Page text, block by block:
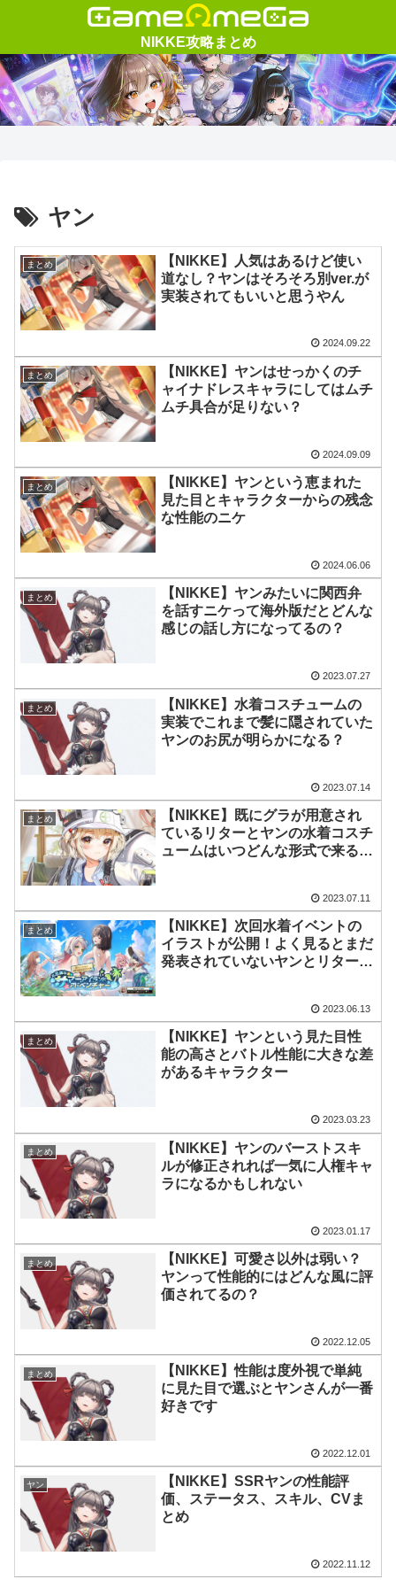
ヤン
まとめ
【NIKKE】人気はあるけど使い
道なし？ヤンはそろそろ別ver.が
実装されてもいいと思うやん
2024.09.22
まとめ
【NIKKE】ヤンはせっかくのチ
ャイナドレスキャラにしてはムチ
ムチ具合が足りない？
2024.09.09
まとめ
【NIKKE】ヤンという恵まれた
見た目とキャラクターからの残念
な性能のニケ
2024.06.06
まとめ
【NIKKE】ヤンみたいに関西弁
を話すニケって海外版だとどんな
感じの話し方になってるの？
2023.07.27
まとめ
【NIKKE】水着コスチュームの
実装でこれまで髪に隠されていた
ヤンのお尻が明らかになる？
2023.07.14
まとめ
【NIKKE】既にグラが用意され
ているリターとヤンの水着コスチ
ュームはいつどんな形式で来るの
2023.07.11
まとめ
【NIKKE】次回水着イベントの
イラストが公開！よく見るとまだ
発表されていないヤンとリターの
2023.06.13
まとめ
【NIKKE】ヤンという見た目性
能の高さとバトル性能に大きな差
があるキャラクター
2023.03.23
まとめ
【NIKKE】ヤンのバーストスキ
ルが修正されれば一気に人権キャ
ラになるかもしれない
2023.01.17
まとめ
【NIKKE】可愛さ以外は弱い？
ヤンって性能的にはどんな風に評
価されてるの？
2022.12.05
まとめ
【NIKKE】性能は度外視で単純
に見た目で選ぶとヤンさんが一番
好きです
2022.12.01
ヤン
【NIKKE】SSRヤンの性能評
価、ステータス、スキル、CVま
とめ
2022.11.12